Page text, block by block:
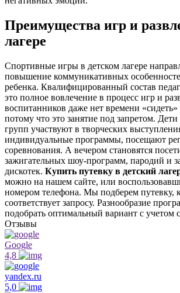
Преимущества игр и
лагере
Спортивные игры в детском лагере
повышение коммуникативных
ребенка. Квалифицированный состав
это полное вовлечение в процесс игр и
воспитанников даже нет времени
потому что это занятие под запретом.
групп участвуют в творческих
индивидуальные программы, посещают
соревнования. А вечером становятся
зажигательных шоу-программ, пародий и
дискотек. Купить путевку в детский
можно на нашем сайте, или
номером телефона. Мы подберем путевку,
соответствует запросу. Разнообразие
подобрать оптимальный вариант с учетом
Отзывы
Google
4,8
yandex.ru
5,0